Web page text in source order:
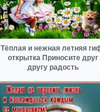
Тёплая и нежная летняя
открытка Приносите друг
другу радость